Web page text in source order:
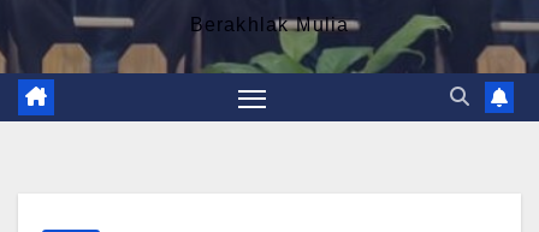
Berakhlak Mulia